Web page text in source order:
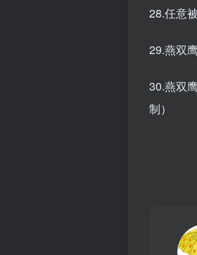
28.任意
29.燕双
30.燕双
制）